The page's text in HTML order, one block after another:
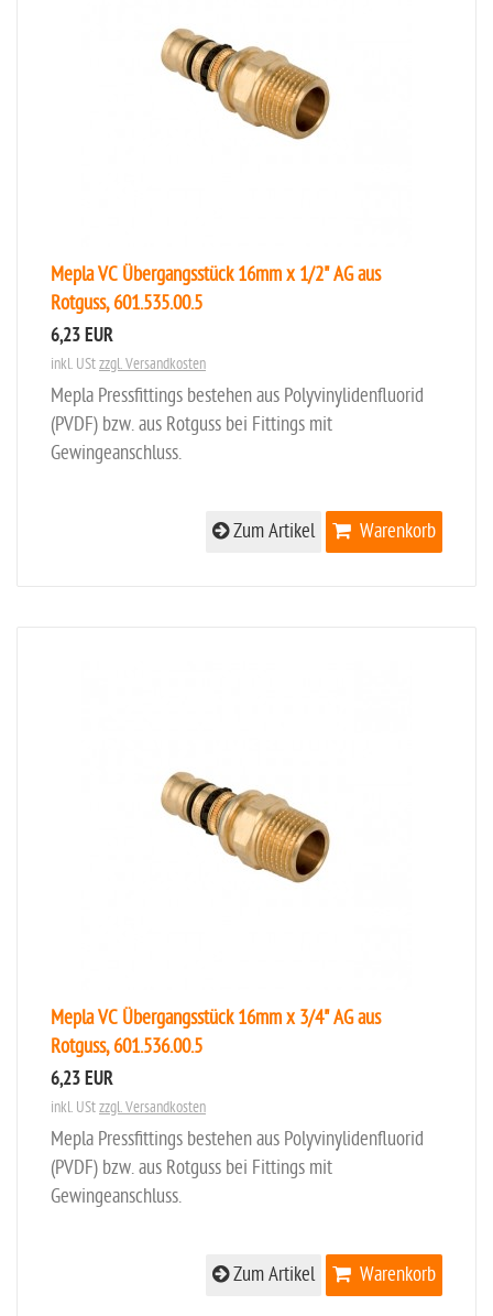
Mepla VC Übergangsstück 16mm x 1/2" AG aus
Rotguss, 601.535.00.5
6,23 EUR
inkl. UStzzgl. Versandkosten
Mepla Pressfittings bestehen aus Polyvinylidenfluorid
(PVDF) bzw. aus Rotguss bei Fittings mit
Gewingeanschluss.
Warenkorb
Zum Artikel
Mepla VC Übergangsstück 16mm x 3/4" AG aus
Rotguss, 601.536.00.5
6,23 EUR
inkl. UStzzgl. Versandkosten
Mepla Pressfittings bestehen aus Polyvinylidenfluorid
(PVDF) bzw. aus Rotguss bei Fittings mit
Gewingeanschluss.
Warenkorb
Zum Artikel